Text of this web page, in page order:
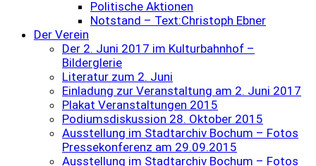
Politische Aktionen
Notstand – Text:Christoph Ebner
Der Verein
Der 2. Juni 2017 im Kulturbahnhof –
Bilderglerie
Literatur zum 2. Juni
Einladung zur Veranstaltung am 2. Juni 2017
Plakat Veranstaltungen 2015
Podiumsdiskussion 28. Oktober 2015
Ausstellung im Stadtarchiv Bochum – Fotos
Pressekonferenz am 29.09.2015
Ausstellung im Stadtarchiv Bochum – Fotos